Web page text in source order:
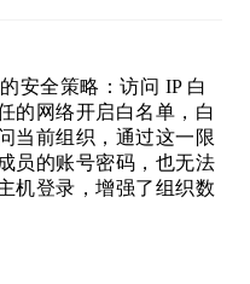
安全策略：访问 IP 白
的网络开启白名单，白
当前组织，通过这一限
员的账号密码，也无法
机登录，增强了组织数